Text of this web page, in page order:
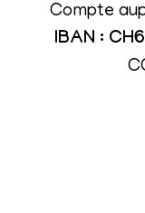
Compte
IBAN :